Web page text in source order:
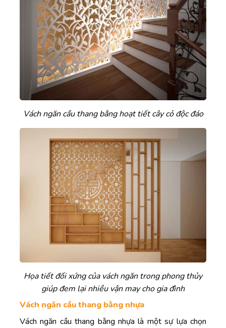
Vách ngăn cầu thang bằng hoạt tiết cây cỏ độc đáo
Họa tiết đối xứng của vách ngăn trong phong thủy
giúp đem lại nhiều vận may cho gia đình
Vách ngăn cầu thang bằng nhựa
Vách ngăn cầu thang bằng nhựa là một sự lựa chọn